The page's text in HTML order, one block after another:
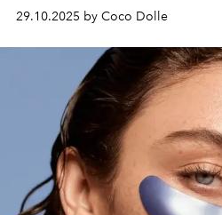
29.10.2025 by Coco Dolle